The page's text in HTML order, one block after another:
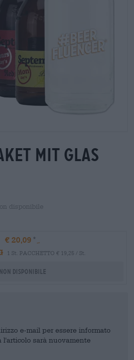
mit glas
disponibile
€ 20,09
1 St. PACCHETTO € 19,25 / St.
Non disponibile
e-mail per essere informato
sarà nuovamente